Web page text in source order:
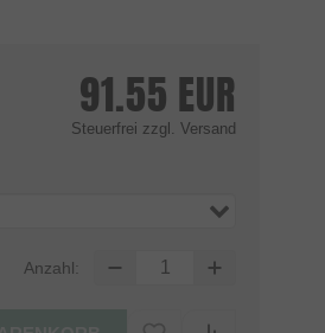
91.55 EUR
Steuerfrei zzgl. Versand
Anzahl: